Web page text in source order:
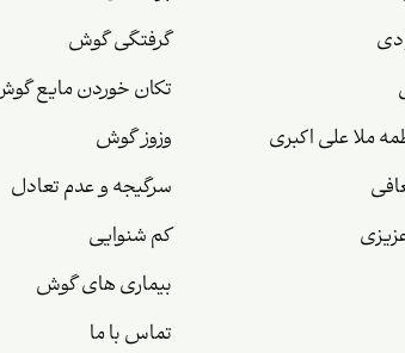
ملا علی اکبری
گرفتگی گوش
تکان خوردن مایع
وزوز گوش
سرگیجه و عدم تعادل
کم شنوایی
بیماری های گوش
تماس با ما